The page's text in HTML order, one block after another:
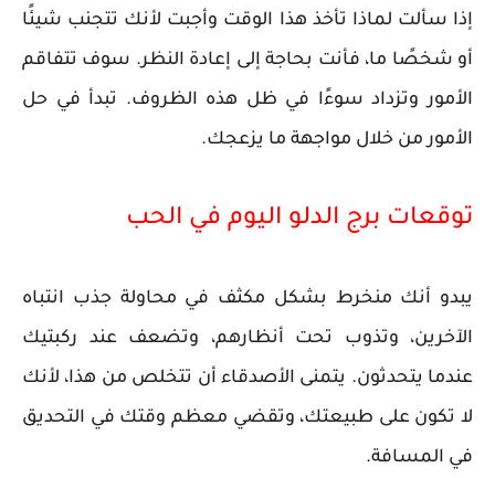
إذا سألت لماذا تأخذ هذا الوقت وأجبت لأنك تتجنب شيئًا
أو شخصًا ما، فأنت بحاجة إلى إعادة النظر. سوف تتفاقم
الأمور وتزداد سوءًا في ظل هذه الظروف. تبدأ في حل
الأمور من خلال مواجهة ما يزعجك.
توقعات برج الدلو اليوم في الحب
يبدو أنك منخرط بشكل مكثف في محاولة جذب انتباه
الآخرين، وتذوب تحت أنظارهم، وتضعف عند ركبتيك
عندما يتحدثون. يتمنى الأصدقاء أن تتخلص من هذا، لأنك
لا تكون على طبيعتك، وتقضي معظم وقتك في التحديق
في المسافة.